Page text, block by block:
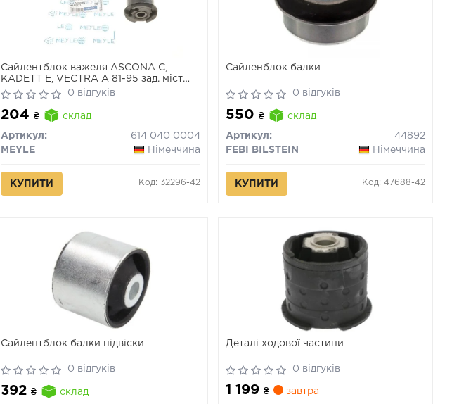
Сайлентблок важеля ASCONA C,
KADETT E, VECTRA A 81-95 зад. міст
(Вир-во MEYLE)0 відгуків
204₴ склад
Артикул:
614 040 0004
MEYLE
Німеччина
КУПИТИ Код: 32296-42
Сайленблок балки
0 відгуків
550₴ склад
Артикул:
44892
FEBI BILSTEIN
Німеччина
КУПИТИ Код: 47688-42
Сайлентблок балки підвіски
0 відгуків
392₴ склад
Деталі ходової частини
0 відгуків
1 199₴ завтра